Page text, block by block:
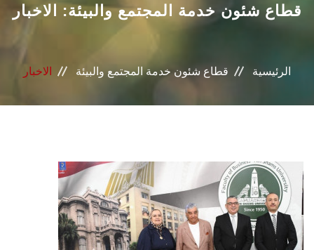
إدارات القطاع
خطة التنمية الذاتية
التنمية المستدامة
تواصل معنا
قطاع شئون خدمة المجتمع والبيئة: الاخبار
الرئيسية قطاع شئون خدمة المجتمع والبيئة الاخبار